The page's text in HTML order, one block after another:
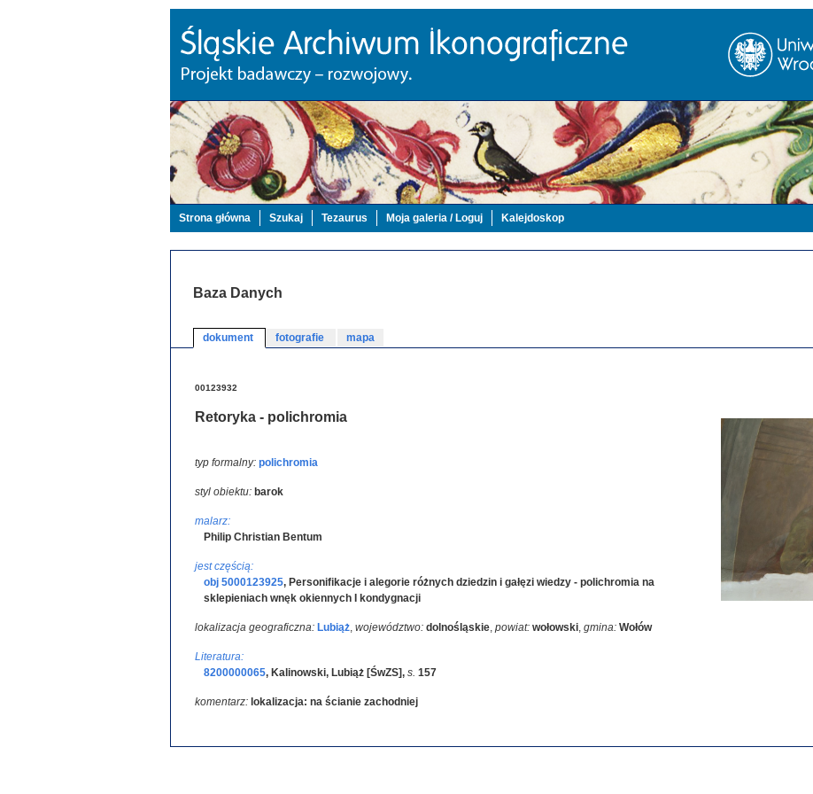
Strona główna Szukaj Tezaurus Moja galeria / Loguj Kalejdoskop
Baza Danych
dokument fotografie mapa
00123932
Retoryka - polichromia
typ formalny: polichromia
styl obiektu: barok
malarz:
Philip Christian Bentum
jest częścią:
obj 5000123925, Personifikacje i alegorie różnych dziedzin i gałęzi wiedzy - polichromia na
sklepieniach wnęk okiennych I kondygnacji
lokalizacja geograficzna: Lubiąż, województwo: dolnośląskie, powiat: wołowski, gmina: Wołów
Literatura:
8200000065, Kalinowski, Lubiąż [ŚwZS], s. 157
komentarz: lokalizacja: na ścianie zachodniej